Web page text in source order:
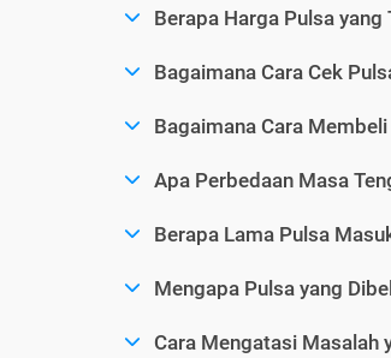
Berapa Harga Pulsa
Bagaimana Cara Cek
Bagaimana Cara
Apa Perbedaan Masa
Berapa Lama Pulsa
Mengapa Pulsa yang
Cara Mengatasi Masalah